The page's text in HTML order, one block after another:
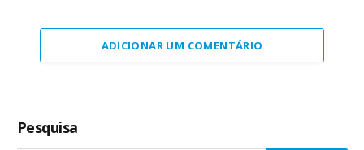
ADICIONAR UM COMENTÁRIO
Pesquisa